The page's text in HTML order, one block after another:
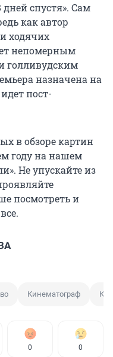
дней спустя». Сам
как автор
ходячих
непомерным
голливудским
назначена на
пост-
в обзоре картин
году на нашем
Не упускайте из
посмотреть и
Кинематограф
0 0